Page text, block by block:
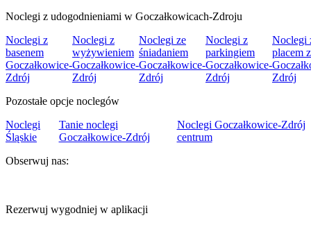
Noclegi z udogodnieniami w Goczałkowicach-Zdroju
Noclegi z
basenem
Goczałkowice-
Zdrój
Noclegi z
wyżywieniem
Goczałkowice-
Zdrój
Noclegi ze
śniadaniem
Goczałkowice-
Zdrój
Noclegi z
parkingiem
Goczałkowice-
Zdrój
Noclegi
placem
Zdrój
Pozostałe opcje noclegów
Noclegi
Śląskie
Tanie noclegi
Goczałkowice-Zdrój
Noclegi Goczałkowice-Zdrój
centrum
Obserwuj nas:
Rezerwuj wygodniej w aplikacji